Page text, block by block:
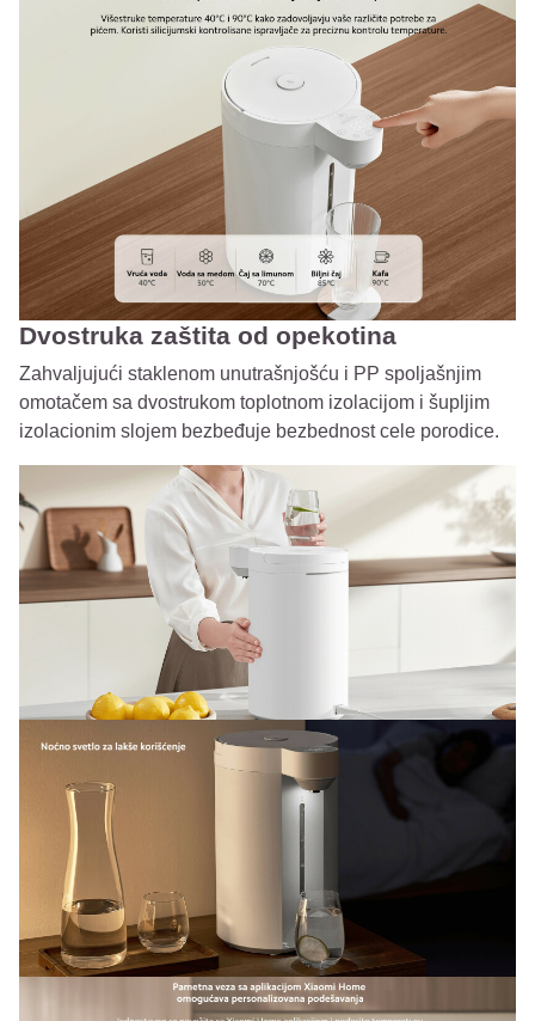
Dvostruka zaštita od opekotina
Zahvaljujući staklenom unutrašnjošću i PP spoljašnjim
omotačem sa dvostrukom toplotnom izolacijom i šupljim
izolacionim slojem bezbeđuje bezbednost cele porodice.